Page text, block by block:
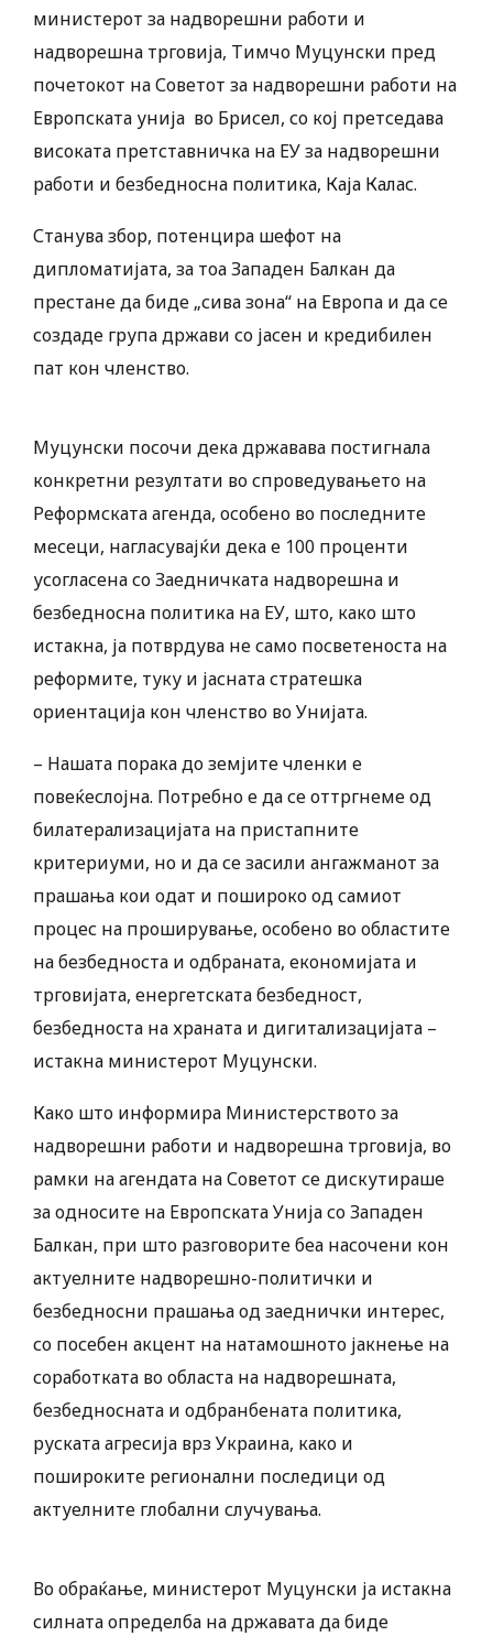
министерот за надворешни работи и
надворешна трговија, Тимчо Муцунски пред
почетокот на Советот за надворешни работи на
Европската унија во Брисел, со кој претседава
високата претставничка на ЕУ за надворешни
работи и безбедносна политика, Каја Калас.
Станува збор, потенцира шефот на
дипломатијата, за тоа Западен Балкан да
престане да биде „сива зона“ на Европа и да се
создаде група држави со јасен и кредибилен
пат кон членство.
Муцунски посочи дека државава постигнала
конкретни резултати во спроведувањето на
Реформската агенда, особено во последните
месеци, нагласувајќи дека е 100 проценти
усогласена со Заедничката надворешна и
безбедносна политика на ЕУ, што, како што
истакна, ја потврдува не само посветеноста на
реформите, туку и јасната стратешка
ориентација кон членство во Унијата.
– Нашата порака до земјите членки е
повеќеслојна. Потребно е да се оттргнеме од
билатерализацијата на пристапните
критериуми, но и да се засили ангажманот за
прашања кои одат и пошироко од самиот
процес на проширување, особено во областите
на безбедноста и одбраната, економијата и
трговијата, енергетската безбедност,
безбедноста на храната и дигитализацијата –
истакна министерот Муцунски.
Како што информира Министерството за
надворешни работи и надворешна трговија, во
рамки на агендата на Советот се дискутираше
за односите на Европската Унија со Западен
Балкан, при што разговорите беа насочени кон
актуелните надворешно-политички и
безбедносни прашања од заеднички интерес,
со посебен акцент на натамошното јакнење на
соработката во областа на надворешната,
безбедносната и одбранбената политика,
руската агресија врз Украина, како и
пошироките регионални последици од
актуелните глобални случувања.
Во обраќање, министерот Муцунски ја истакна
силната определба на државата да биде